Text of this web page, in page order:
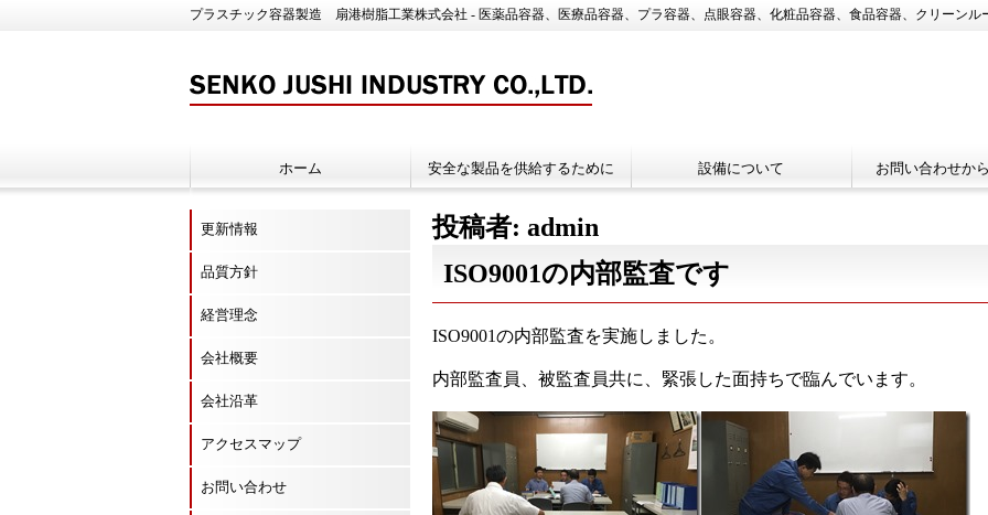
プラスチック容器製造 扇港樹脂工業株式会社 - 医薬品容器、医療品容器、プラ容器、点眼容器、化粧品容器、食品容器、クリーンル
ホーム 安全な製品を供給するために 設備について お問い合わせか
更新情報
品質方針
経営理念
会社概要
会社沿革
アクセスマップ
お問い合わせ
投稿者: admin
ISO9001の内部監査です
ISO9001の内部監査を実施しました。
内部監査員、被監査員共に、緊張した面持ちで臨んでいます。